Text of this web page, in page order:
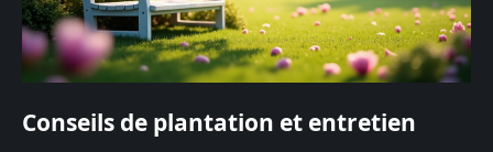
Conseils de plantation et entretien